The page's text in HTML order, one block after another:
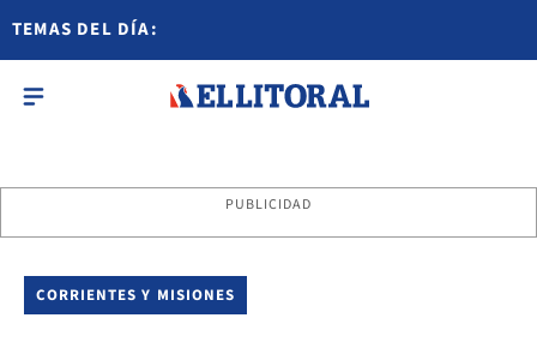
TEMAS DEL DÍA:
PUBLICIDAD
CORRIENTES Y MISIONES